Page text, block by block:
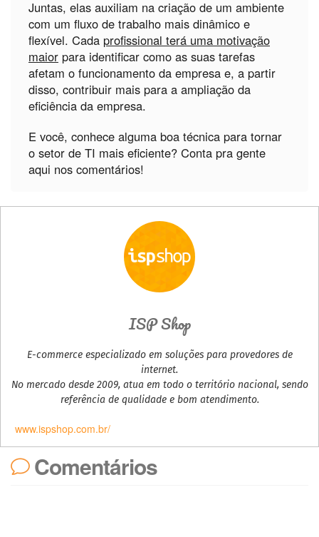
Juntas, elas auxiliam na criação de um ambiente
com um fluxo de trabalho mais dinâmico e
flexível. Cada profissional terá uma motivação
maior para identificar como as suas tarefas
afetam o funcionamento da empresa e, a partir
disso, contribuir mais para a ampliação da
eficiência da empresa.
E você, conhece alguma boa técnica para tornar
o setor de TI mais eficiente? Conta pra gente
aqui nos comentários!
ISP Shop
E-commerce especializado em soluções para provedores de
internet.
No mercado desde 2009, atua em todo o território nacional, sendo
referência de qualidade e bom atendimento.
www.ispshop.com.br/
Comentários